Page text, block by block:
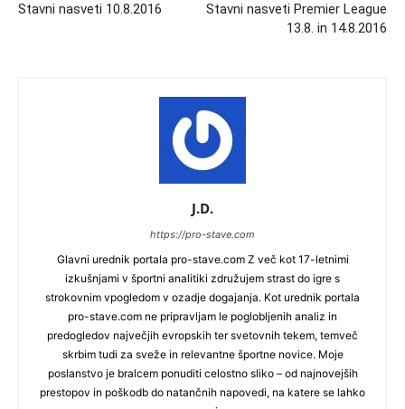
Stavni nasveti 10.8.2016
Stavni nasveti Premier League
13.8. in 14.8.2016
J.D.
https://pro-stave.com
Glavni urednik portala pro-stave.com Z več kot 17-letnimi
izkušnjami v športni analitiki združujem strast do igre s
strokovnim vpogledom v ozadje dogajanja. Kot urednik portala
pro-stave.com ne pripravljam le poglobljenih analiz in
predogledov največjih evropskih ter svetovnih tekem, temveč
skrbim tudi za sveže in relevantne športne novice. Moje
poslanstvo je bralcem ponuditi celostno sliko – od najnovejših
prestopov in poškodb do natančnih napovedi, na katere se lahko